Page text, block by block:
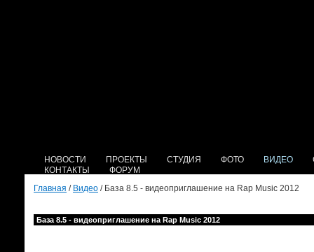
НОВОСТИ ПРОЕКТЫ СТУДИЯ ФОТО ВИДЕО
КОНТАКТЫ
ФОРУМ
Главная / Видео / База 8.5 - видеоприглашение на Rap Music 2012
База 8.5 - видеоприглашение на Rap Music 2012